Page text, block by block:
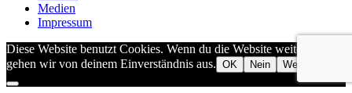
Medien
Impressum
Diese Website benutzt Cookies. Wenn du die Website weiter nutzt,
gehen wir von deinem Einverständnis aus. OK Nein Weiterlesen